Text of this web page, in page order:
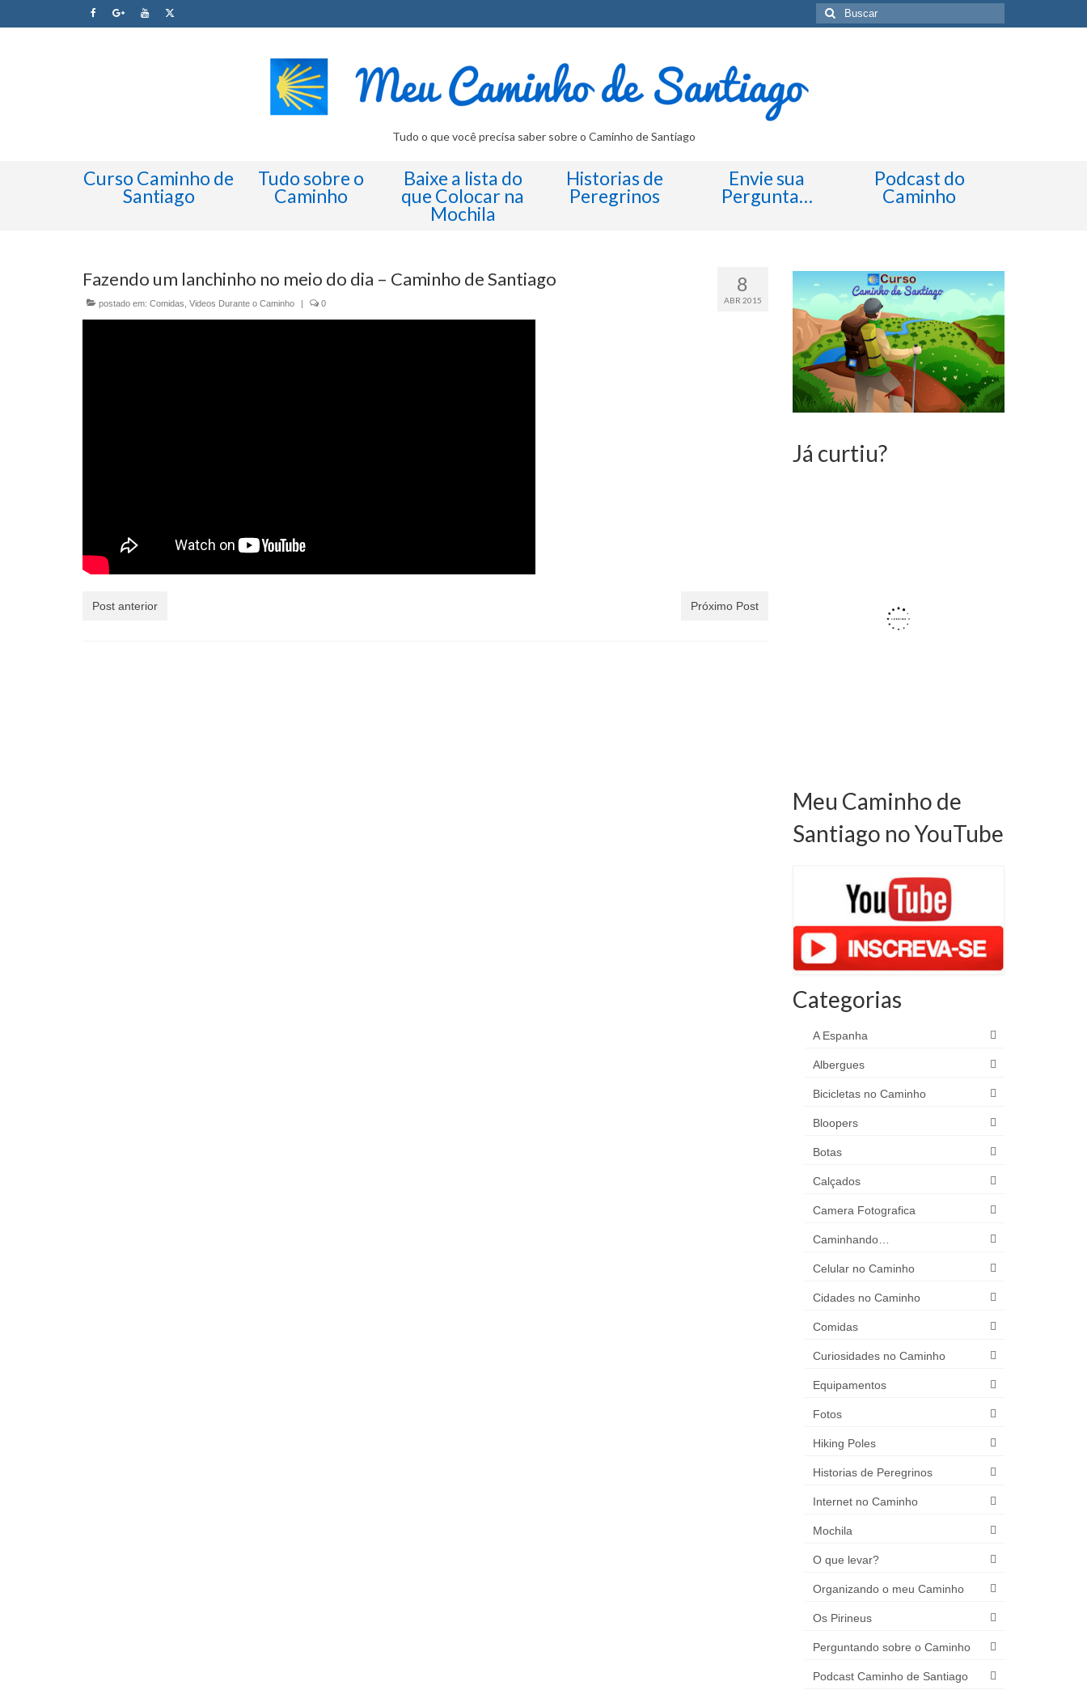
Buscar
por:
Tudo o que você precisa saber sobre o Caminho de Santiago
Curso Caminho de
Santiago
Tudo sobre o
Caminho
Baixe a lista do
que Colocar na
Mochila
Historias de
Peregrinos
Envie sua
Pergunta…
Podcast do
Caminho
8
ABR 2015
Fazendo um lanchinho no meio do dia – Caminho de Santiago
postado em: Comidas Videos Durante o Caminho | 0
Post anterior Próximo Post
Já curtiu?
Meu Caminho de
Santiago no YouTube
Categorias
A Espanha
Albergues
Bicicletas no Caminho
Bloopers
Botas
Calçados
Camera Fotografica
Caminhando…
Celular no Caminho
Cidades no Caminho
Comidas
Curiosidades no Caminho
Equipamentos
Fotos
Hiking Poles
Historias de Peregrinos
Internet no Caminho
Mochila
O que levar?
Organizando o meu Caminho
Os Pirineus
Perguntando sobre o Caminho
Podcast Caminho de Santiago